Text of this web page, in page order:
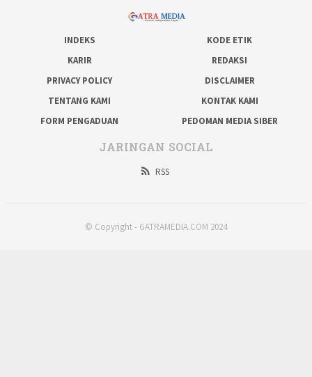
INDEKS
KODE ETIK
KARIR
REDAKSI
PRIVACY POLICY
DISCLAIMER
TENTANG KAMI
KONTAK KAMI
FORM PENGADUAN
PEDOMAN MEDIA SIBER
JARINGAN SOCIAL
RSS
© Copyright - GATRAMEDIA.COM 2024